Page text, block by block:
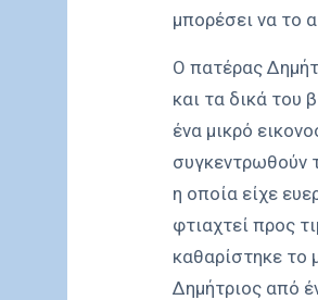
μπορέσει να το
Ο πατέρας
και τα δικά του
ένα μικρό
συγκεντρωθούν
η οποία είχε
φτιαχτεί προς
καθαρίστηκε το
Δημήτριος από